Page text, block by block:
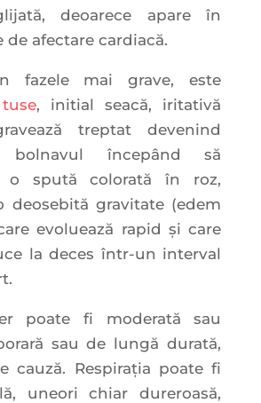
deoarece apare în
de afectare cardiacă.
fazele mai grave, este
tuse, initial seacă, iritativă
treptat devenind
bolnavul începând să
o spută colorată în roz,
deosebită gravitate (edem
evoluează rapid şi care
la deces într-un interval
poate fi moderată sau
sau de lungă durată,
cauză. Respiraţia poate fi
uneori chiar dureroasă,